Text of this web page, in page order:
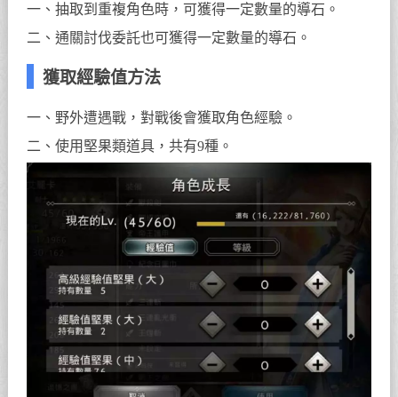
一、抽取到重複角色時，可獲得一定數量的導石。
二、通關討伐委託也可獲得一定數量的導石。
獲取經驗值方法
一、野外遭遇戰，對戰後會獲取角色經驗。
二、使用堅果類道具，共有9種。